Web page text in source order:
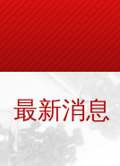
最新消息